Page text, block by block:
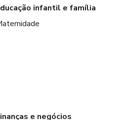
infantil e família
e negócios